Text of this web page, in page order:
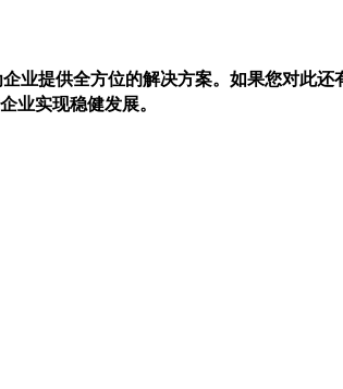
业提供全方位的解决方案。如果您对此还
业实现稳健发展。